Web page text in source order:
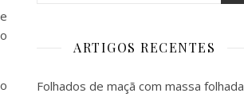
ARTIGOS RECENTES
Folhados de maçã com massa folhada